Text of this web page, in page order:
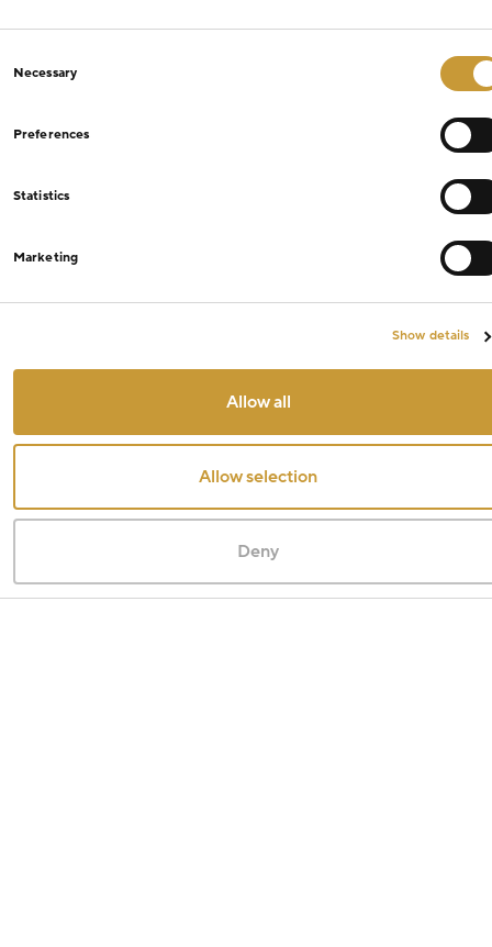
Selection
Necessary
Preferences
Statistics
Marketing
Show details
Allow all
Allow selection
Deny